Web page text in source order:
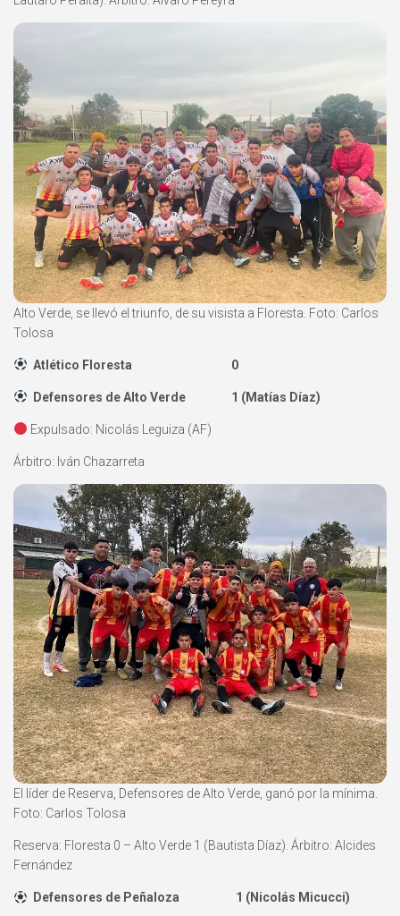
Alto Verde, se llevó el triunfo, de su visista a Floresta. Foto: Carlos
Tolosa
Atlético Floresta 0
Defensores de Alto Verde 1 (Matías Díaz)
Expulsado: Nicolás Leguiza (AF)
Árbitro: Iván Chazarreta
El líder de Reserva, Defensores de Alto Verde, ganó por la mínima.
Foto: Carlos Tolosa
Reserva: Floresta 0 – Alto Verde 1 (Bautista Díaz). Árbitro: Alcides
Fernández
Defensores de Peñaloza 1 (Nicolás Micucci)